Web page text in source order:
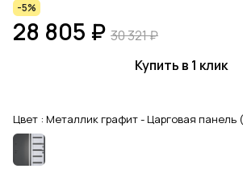
-5%
28 805 ₽ 30 321 ₽
Купить в 1 клик
Цвет : Металлик графит - Царговая панель